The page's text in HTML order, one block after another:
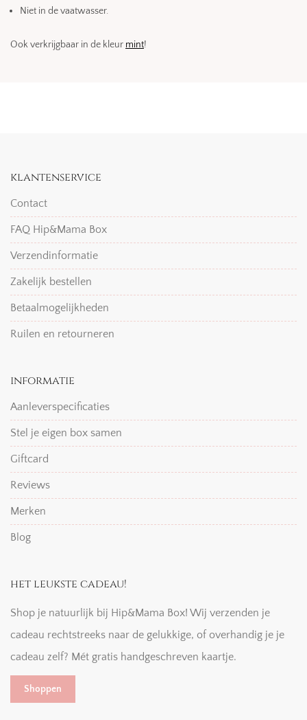
Niet in de vaatwasser.
Ook verkrijgbaar in de kleur mint!
klantenservice
Contact
FAQ Hip&Mama Box
Verzendinformatie
Zakelijk bestellen
Betaalmogelijkheden
Ruilen en retourneren
informatie
Aanleverspecificaties
Stel je eigen box samen
Giftcard
Reviews
Merken
Blog
het leukste cadeau!
Shop je natuurlijk bij Hip&Mama Box! Wij verzenden je
cadeau rechtstreeks naar de gelukkige, of overhandig je je
cadeau zelf? Mét gratis handgeschreven kaartje.
Shoppen